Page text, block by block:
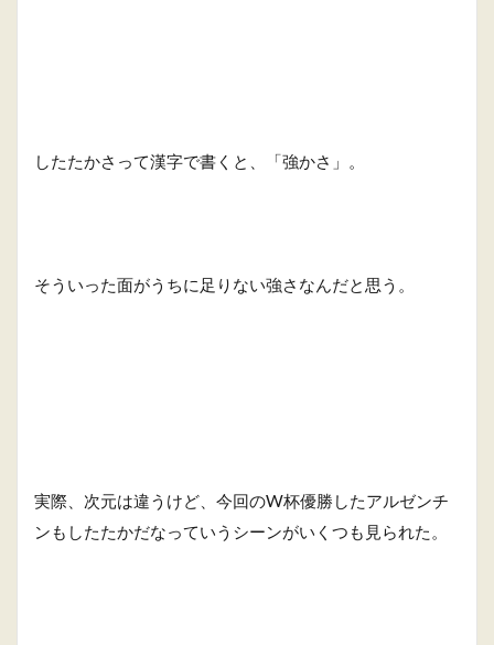
したたかさって漢字で書くと、「強かさ」。
そういった面がうちに足りない強さなんだと思う。
実際、次元は違うけど、今回のW杯優勝したアルゼンチ
ンもしたたかだなっていうシーンがいくつも見られた。